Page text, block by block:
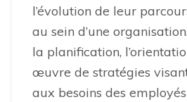
l’évolution de leur
au sein d’une
la planification,
œuvre de stratégies
aux besoins des